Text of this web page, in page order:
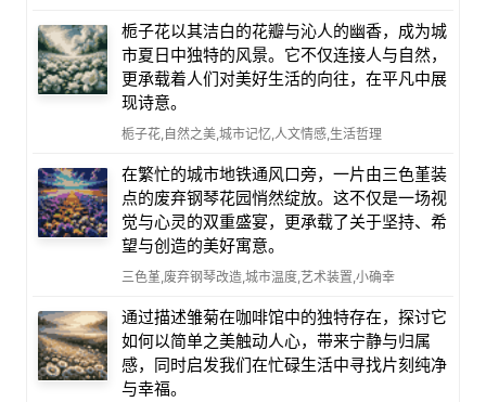
栀子花以其洁白的花瓣与沁人的幽香，成为城
市夏日中独特的风景。它不仅连接人与自然，
更承载着人们对美好生活的向往，在平凡中展
现诗意。
栀子花,自然之美,城市记忆,人文情感,生活哲理
在繁忙的城市地铁通风口旁，一片由三色堇装
点的废弃钢琴花园悄然绽放。这不仅是一场视
觉与心灵的双重盛宴，更承载了关于坚持、希
望与创造的美好寓意。
三色堇,废弃钢琴改造,城市温度,艺术装置,小确幸
通过描述雏菊在咖啡馆中的独特存在，探讨它
如何以简单之美触动人心，带来宁静与归属
感，同时启发我们在忙碌生活中寻找片刻纯净
与幸福。